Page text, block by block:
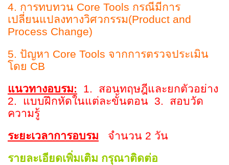
4. การทบทวน Core Tools กรณีมีการ
เปลี่ยนแปลงทางวิศวกรรม(Product and
Process Change)
5. ปัญหา Core Tools จากการตรวจประเมิน
โดย CB
แนวทางอบรม: 1. สอนทฤษฎีและยกตัวอย่าง
2. แบบฝึกหัดในแต่ละขั้นตอน 3. สอบวัด
ความรู้
ระยะเวลาการอบรม จำนวน 2 วัน
รายละเอียดเพิ่มเติม กรุณาติดต่อ